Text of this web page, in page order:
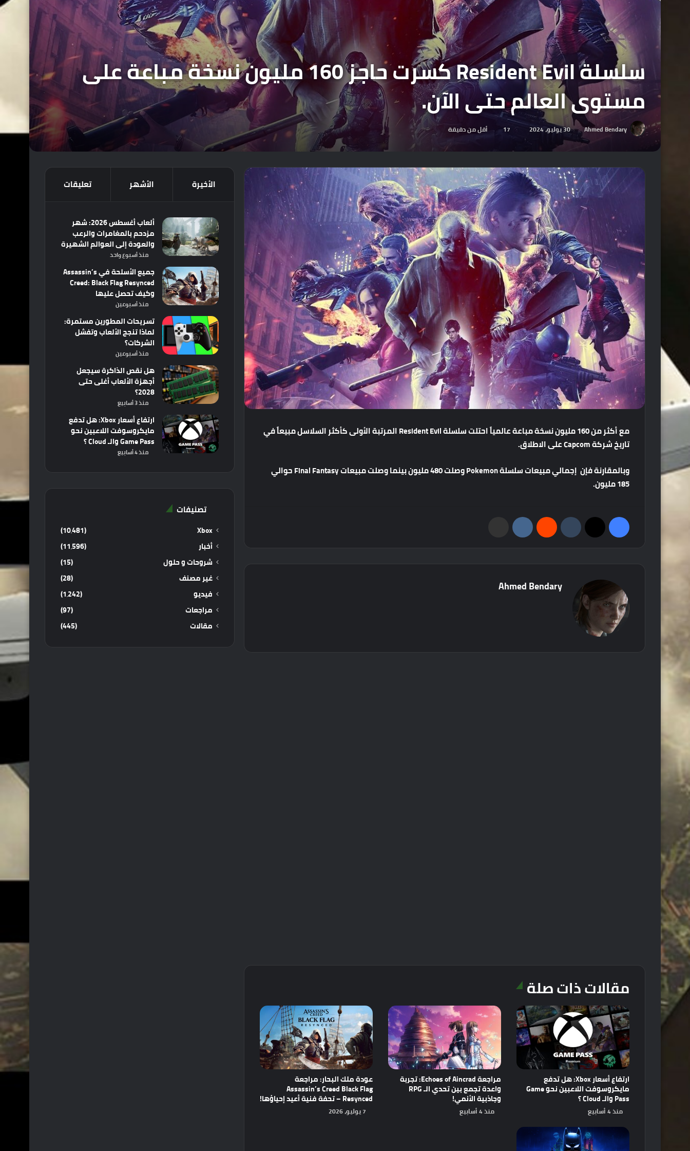
سلسلة Resident Evil كسرت حاجز 160 مليون نسخة مباعة على
مستوى العالم حتى الآن.
Ahmed Bendary 30 يوليو، 2024 17 أقل من دقيقة
معأكثرمن مليوننسخةمباعةعالمياًاحتلتسلسلة المرتبةالأولىكأكثرالسلاسلمبيعاًفي
تاريخشركةCapcomعلىالاطلاق.
وبالمقارنة فإن إجماليمبيعاتسلسلة وصلت مليونبينماوصلتمبيعات
حوالي
185مليون.
Ahmed Bendary
مقالات ذات صلة
ارتفاع أسعار Xbox: هل تدفع
مايكروسوفت اللاعبين نحو Game
Pass والـ Cloud ؟
منذ 4 أسابيع
مراجعة Echoes of Aincrad: تجربة
واعدة تجمع بين تحدي الـ RPG
وجاذبية الأنمي!
منذ 4 أسابيع
عودة ملك البحار: مراجعة
Assassin’s Creed Black Flag
Resynced – تحفة فنية أعيد إحياؤها!
7 يوليو، 2026
الأخيرة الأشهر تعليقات
ألعاب أغسطس 2026: شهر
مزدحم بالمغامرات والرعب
والعودة إلى العوالم الشهيرة
منذ أسبوع واحد
جميع الأسلحة في Assassin’s
Creed: Black Flag Resynced
وكيف تحصل عليها
منذ أسبوعين
تسريحات المطورين مستمرة:
لماذا تنجح الألعاب وتفشل
الشركات؟
منذ أسبوعين
هل نقص الذاكرة سيجعل
أجهزة الألعاب أغلى حتى
2028؟
منذ 3 أسابيع
ارتفاع أسعار Xbox: هل تدفع
مايكروسوفت اللاعبين نحو
Game Pass والـ Cloud ؟
منذ 4 أسابيع
تصنيفات
Xbox
(10٬481)
أخبار
(11٬596)
شروحات و حلول
(15)
غير مصنف
(28)
فيديو
(1٬242)
مراجعات
(97)
مقالات
(445)